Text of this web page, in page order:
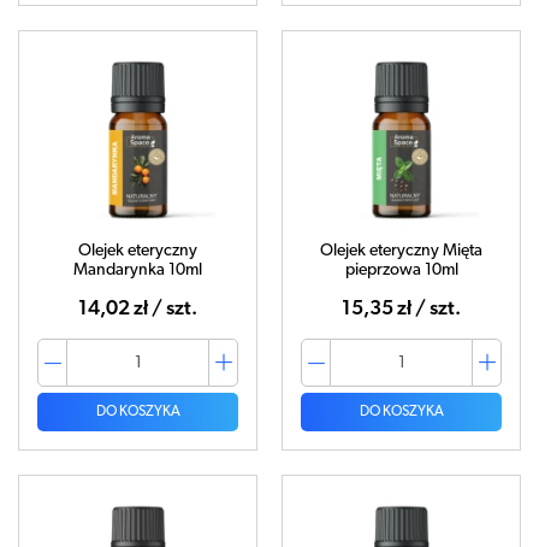
Olejek eteryczny
Mandarynka 10ml
14,02 zł / szt.
DO KOSZYKA
Olejek eteryczny Mięta
pieprzowa 10ml
15,35 zł / szt.
DO KOSZYKA